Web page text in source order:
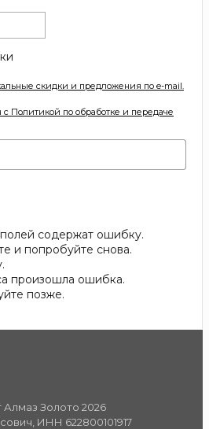
скидки и предложения по e-mail.
Политикой по обработке и передаче
содержат ошибку.
и попробуйте снова.
произошла ошибка.
позже.
Алмаз Золото 2026
ИНН 622800101917